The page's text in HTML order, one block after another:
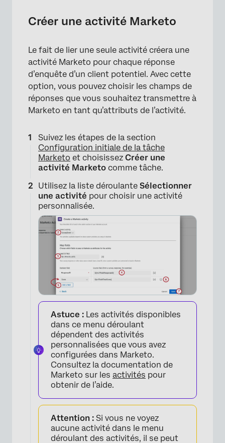
Créer une activité Marketo
Le fait de lier une seule activité créera une
activité Marketo pour chaque réponse
d’enquête d’un client potentiel. Avec cette
option, vous pouvez choisir les champs de
réponses que vous souhaitez transmettre à
Marketo en tant qu’attributs de l’activité.
Suivez les étapes de la section
Configuration initiale de la tâche
Marketo et choisissez Créer une
activité Marketo comme tâche.
Utilisez la liste déroulante Sélectionner
une activité pour choisir une activité
personnalisée.
Astuce : Les activités disponibles
dans ce menu déroulant
dépendent des activités
personnalisées que vous avez
configurées dans Marketo.
Consultez la documentation de
Marketo sur les activités pour
obtenir de l’aide.
Attention : Si vous ne voyez
aucune activité dans le menu
déroulant des activités, il se peut